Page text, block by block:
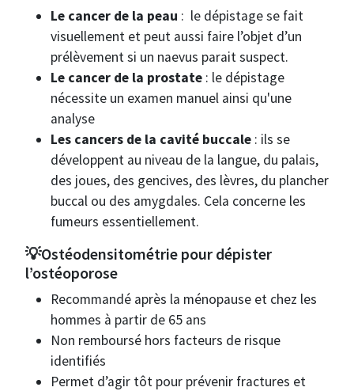
Le cancer de la peau : le dépistage se fait
visuellement et peut aussi faire l’objet d’un
prélèvement si un naevus parait suspect.
Le cancer de la prostate : le dépistage
nécessite un examen manuel ainsi qu'une
analyse
Les cancers de la cavité buccale : ils se
développent au niveau de la langue, du palais,
des joues, des gencives, des lèvres, du plancher
buccal ou des amygdales. Cela concerne les
fumeurs essentiellement.
💡Ostéodensitométrie pour dépister
l’ostéoporose
Recommandé après la ménopause et chez les
hommes à partir de 65 ans
Non remboursé hors facteurs de risque
identifiés
Permet d’agir tôt pour prévenir fractures et